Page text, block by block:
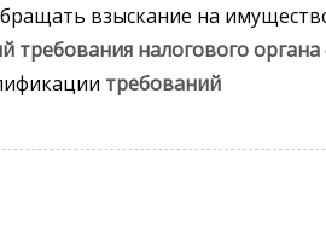
взыскание на
требования налоговогооргана
требований